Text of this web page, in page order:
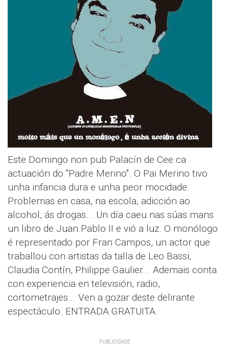
Este Domingo non pub Palacín de Cee ca
actuación do "Padre Merino". O Pai Merino tivo
unha infancia dura e unha peor mocidade.
Problemas en casa, na escola, adicción ao
alcohol, ás drogas... Un día caeu nas súas mans
un libro de Juan Pablo II e vió a luz. O monólogo
é representado por Fran Campos, un actor que
traballou con artistas da talla de Leo Bassi,
Claudia Contín, Philippe Gaulier... Ademais conta
con experiencia en televisión, radio,
cortometrajes... Ven a gozar deste delirante
espectáculo. ENTRADA GRATUITA.